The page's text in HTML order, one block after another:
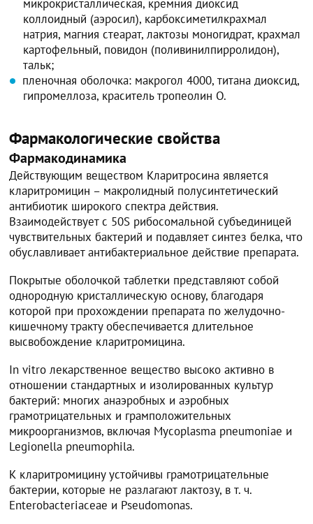
микрокристаллическая, кремния диоксид
коллоидный (аэросил), карбоксиметилкрахмал
натрия, магния стеарат, лактозы моногидрат, крахмал
картофельный, повидон (поливинилпирролидон),
тальк;
пленочная оболочка: макрогол 4000, титана диоксид,
гипромеллоза, краситель тропеолин О.
Фармакологические свойства
Фармакодинамика
Действующим веществом Кларитросина является
кларитромицин – макролидный полусинтетический
антибиотик широкого спектра действия.
Взаимодействует с 50S рибосомальной субъединицей
чувствительных бактерий и подавляет синтез белка, что
обуславливает антибактериальное действие препарата.
Покрытые оболочкой таблетки представляют собой
однородную кристаллическую основу, благодаря
которой при прохождении препарата по желудочно-
кишечному тракту обеспечивается длительное
высвобождение кларитромицина.
In vitro лекарственное вещество высоко активно в
отношении стандартных и изолированных культур
бактерий: многих анаэробных и аэробных
грамотрицательных и грамположительных
микроорганизмов, включая Mycoplasma pneumoniae и
Legionella pneumophila.
К кларитромицину устойчивы грамотрицательные
бактерии, которые не разлагают лактозу, в т. ч.
Enterobacteriaceae и Pseudomonas.